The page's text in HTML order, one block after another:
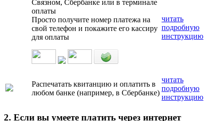
Связном, Сбербанке или в терминале
оплаты
Просто получите номер платежа на
свой телефон и покажите его кассиру
для оплаты
читать
подробную
инструкцию
Распечатать квитанцию и оплатить в
любом банке (например, в Сбербанке)
читать
подробную
инструкцию
2. Если вы умеете платить через интернет